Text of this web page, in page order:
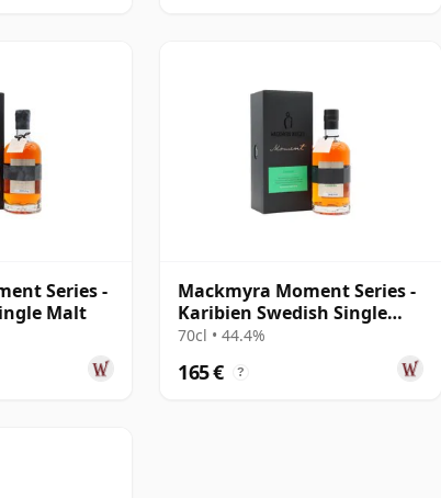
Series -
Malt
Mackmyra Moment Series -
Karibien Swedish Single
Malt
70cl • 44.4%
165 € ?